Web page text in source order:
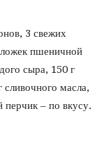
3 свежих
пшеничной
сыра, 150 г
сливочного масла,
– по вкусу.